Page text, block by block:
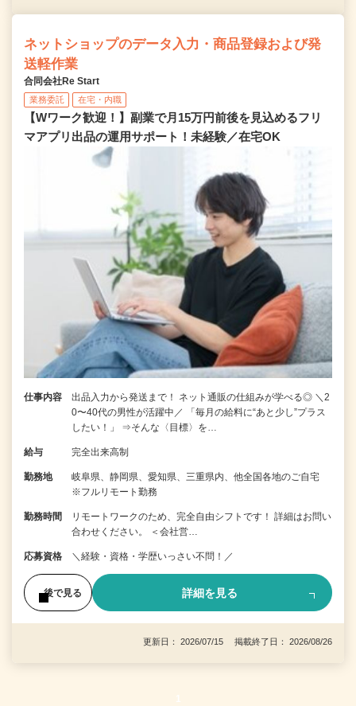
ネットショップのデータ入力・商品登録および発
送軽作業
合同会社Re Start
業務委託 在宅・内職
【Wワーク歓迎！】副業で月15万円前後を見込めるフリ
マアプリ出品の運用サポート！未経験／在宅OK
仕事内容
出品入力から発送まで！ ネット通販の仕組みが学べる◎ ＼2
0〜40代の男性が活躍中／ 「毎月の給料に“あと少し”プラス
したい！」 ⇒そんな〈目標〉を…
給与 完全出来高制
勤務地
岐阜県、静岡県、愛知県、三重県内、他全国各地のご自宅
※フルリモート勤務
勤務時間
リモートワークのため、完全自由シフトです！ 詳細はお問い
合わせください。 ＜会社営…
応募資格 ＼経験・資格・学歴いっさい不問！／
後で見る 詳細を見る
更新日： 2026/07/15 掲載終了日： 2026/08/26
1